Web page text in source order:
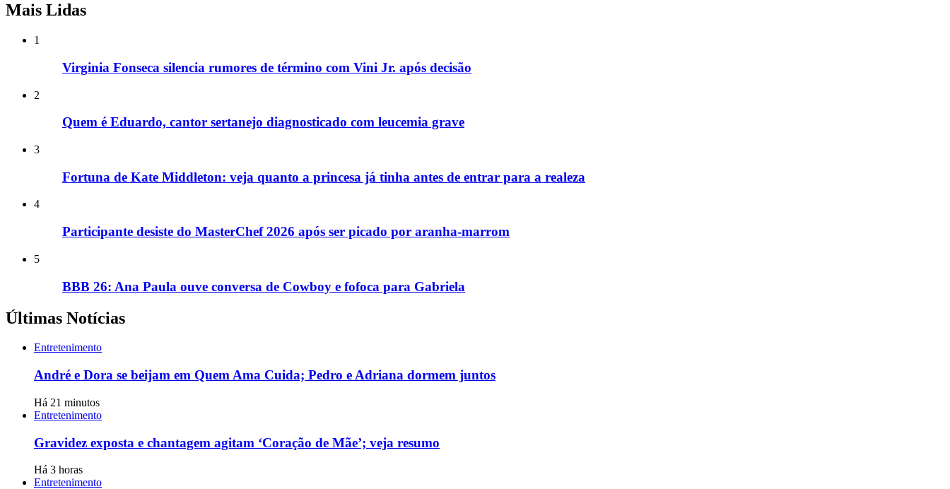
Mais Lidas
1
Virginia Fonseca silencia rumores de término com Vini Jr. após decisão
2
Quem é Eduardo, cantor sertanejo diagnosticado com leucemia grave
3
Fortuna de Kate Middleton: veja quanto a princesa já tinha antes de entrar para a realeza
4
Participante desiste do MasterChef 2026 após ser picado por aranha-marrom
5
BBB 26: Ana Paula ouve conversa de Cowboy e fofoca para Gabriela
Últimas Notícias
Entretenimento
André e Dora se beijam em Quem Ama Cuida; Pedro e Adriana dormem juntos
Há 21 minutos
Entretenimento
Gravidez exposta e chantagem agitam ‘Coração de Mãe’; veja resumo
Há 3 horas
Entretenimento